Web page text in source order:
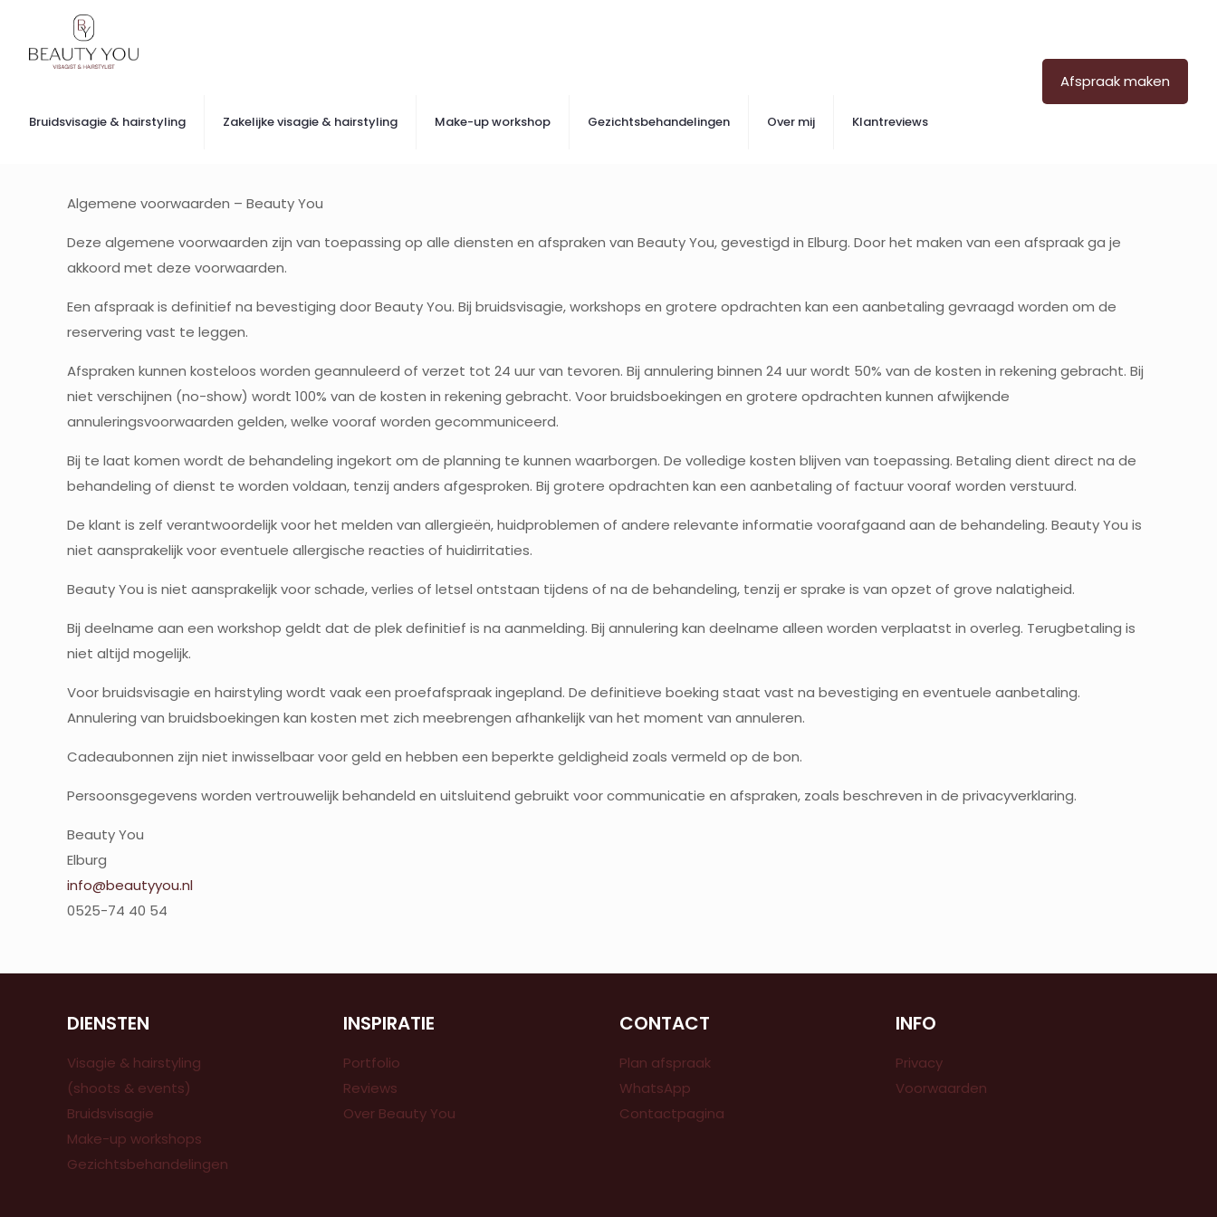
Bruidsvisagie & hairstyling Zakelijke visagie & hairstyling Make-up workshop Gezichtsbehandelingen Over mij Klantreviews
Afspraak maken
Algemene voorwaarden – Beauty You
Deze algemene voorwaarden zijn van toepassing op alle diensten en afspraken van Beauty You, gevestigd in Elburg. Door het maken van een afspraak ga je
akkoord met deze voorwaarden.
Een afspraak is definitief na bevestiging door Beauty You. Bij bruidsvisagie, workshops en grotere opdrachten kan een aanbetaling gevraagd worden om de
reservering vast te leggen.
Afspraken kunnen kosteloos worden geannuleerd of verzet tot 24 uur van tevoren. Bij annulering binnen 24 uur wordt 50% van de kosten in rekening gebracht. Bij
niet verschijnen (no-show) wordt 100% van de kosten in rekening gebracht. Voor bruidsboekingen en grotere opdrachten kunnen afwijkende
annuleringsvoorwaarden gelden, welke vooraf worden gecommuniceerd.
Bij te laat komen wordt de behandeling ingekort om de planning te kunnen waarborgen. De volledige kosten blijven van toepassing. Betaling dient direct na de
behandeling of dienst te worden voldaan, tenzij anders afgesproken. Bij grotere opdrachten kan een aanbetaling of factuur vooraf worden verstuurd.
De klant is zelf verantwoordelijk voor het melden van allergieën, huidproblemen of andere relevante informatie voorafgaand aan de behandeling. Beauty You is
niet aansprakelijk voor eventuele allergische reacties of huidirritaties.
Beauty You is niet aansprakelijk voor schade, verlies of letsel ontstaan tijdens of na de behandeling, tenzij er sprake is van opzet of grove nalatigheid.
Bij deelname aan een workshop geldt dat de plek definitief is na aanmelding. Bij annulering kan deelname alleen worden verplaatst in overleg. Terugbetaling is
niet altijd mogelijk.
Voor bruidsvisagie en hairstyling wordt vaak een proefafspraak ingepland. De definitieve boeking staat vast na bevestiging en eventuele aanbetaling.
Annulering van bruidsboekingen kan kosten met zich meebrengen afhankelijk van het moment van annuleren.
Cadeaubonnen zijn niet inwisselbaar voor geld en hebben een beperkte geldigheid zoals vermeld op de bon.
Persoonsgegevens worden vertrouwelijk behandeld en uitsluitend gebruikt voor communicatie en afspraken, zoals beschreven in de privacyverklaring.
Beauty You
Elburg
info@beautyyou.nl
0525-74 40 54
DIENSTEN
Visagie & hairstyling
(shoots & events)
Bruidsvisagie
Make-up workshops
Gezichtsbehandelingen
INSPIRATIE
Portfolio
Reviews
Over Beauty You
CONTACT
Plan afspraak
WhatsApp
Contactpagina
INFO
Privacy
Voorwaarden